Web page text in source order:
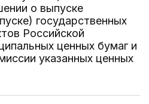
о выпуске
государственных
Российской
ценных бумаг и
указанных ценных